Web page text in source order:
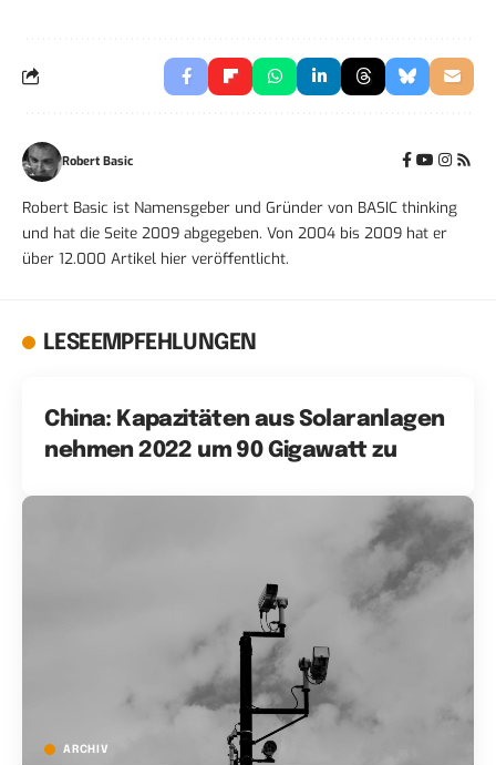
Robert Basic
Robert Basic ist Namensgeber und Gründer von BASIC thinking
und hat die Seite 2009 abgegeben. Von 2004 bis 2009 hat er
über 12.000 Artikel hier veröffentlicht.
LESEEMPFEHLUNGEN
China: Kapazitäten aus Solaranlagen
nehmen 2022 um 90 Gigawatt zu
ARCHIV